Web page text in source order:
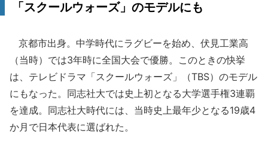
「スクールウォーズ」のモデルにも
京都市出身。中学時代にラグビーを始め、伏見工業高
（当時）では3年時に全国大会で優勝。このときの快挙
は、テレビドラマ「スクールウォーズ」（TBS）のモデル
にもなった。同志社大では史上初となる大学選手権3連覇
を達成。同志社大時代には、当時史上最年少となる19歳4
か月で日本代表に選ばれた。